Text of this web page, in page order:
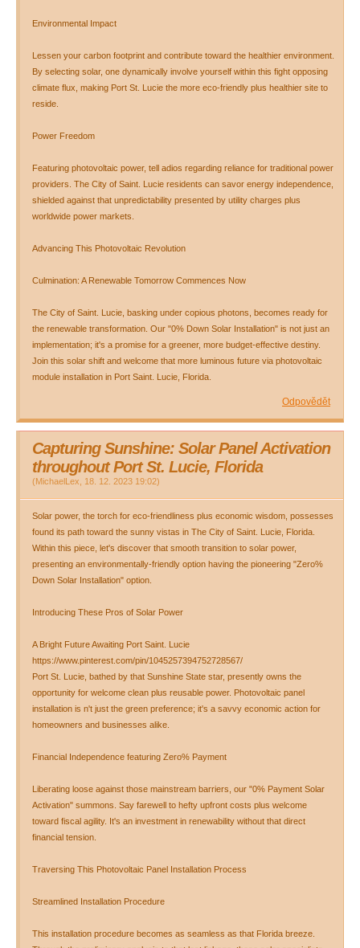
Environmental Impact
Lessen your carbon footprint and contribute toward the healthier environment.
By selecting solar, one dynamically involve yourself within this fight opposing
climate flux, making Port St. Lucie the more eco-friendly plus healthier site to
reside.
Power Freedom
Featuring photovoltaic power, tell adios regarding reliance for traditional power
providers. The City of Saint. Lucie residents can savor energy independence,
shielded against that unpredictability presented by utility charges plus
worldwide power markets.
Advancing This Photovoltaic Revolution
Culmination: A Renewable Tomorrow Commences Now
The City of Saint. Lucie, basking under copious photons, becomes ready for
the renewable transformation. Our "0% Down Solar Installation" is not just an
implementation; it's a promise for a greener, more budget-effective destiny.
Join this solar shift and welcome that more luminous future via photovoltaic
module installation in Port Saint. Lucie, Florida.
Odpovědět
Capturing Sunshine: Solar Panel Activation
throughout Port St. Lucie, Florida
(MichaelLex 18. 12. 2023 19:02)
Solar power, the torch for eco-friendliness plus economic wisdom, possesses
found its path toward the sunny vistas in The City of Saint. Lucie, Florida.
Within this piece, let's discover that smooth transition to solar power,
presenting an environmentally-friendly option having the pioneering "Zero%
Down Solar Installation" option.
Introducing These Pros of Solar Power
A Bright Future Awaiting Port Saint. Lucie
https://www.pinterest.com/pin/1045257394752728567/
Port St. Lucie, bathed by that Sunshine State star, presently owns the
opportunity for welcome clean plus reusable power. Photovoltaic panel
installation is n't just the green preference; it's a savvy economic action for
homeowners and businesses alike.
Financial Independence featuring Zero% Payment
Liberating loose against those mainstream barriers, our "0% Payment Solar
Activation" summons. Say farewell to hefty upfront costs plus welcome
toward fiscal agility. It's an investment in renewability without that direct
financial tension.
Traversing This Photovoltaic Panel Installation Process
Streamlined Installation Procedure
This installation procedure becomes as seamless as that Florida breeze.